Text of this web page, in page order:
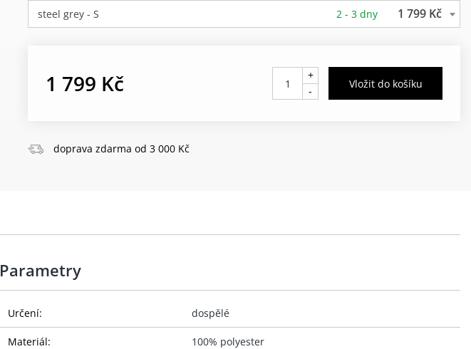
steel grey - S 2 - 3 dny 1 799 Kč
1 799 Kč
+
-
doprava zdarma od 3 000 Kč
Parametry
Určení: dospělé
Materiál: 100% polyester